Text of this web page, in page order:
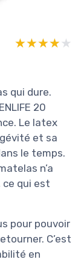
★★★★★
★★★★★
qui dure.
20
Le latex
et sa
le temps.
n’a
ce qui est
pour pouvoir
C’est
en